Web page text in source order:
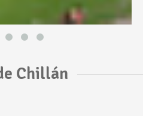
Chillán